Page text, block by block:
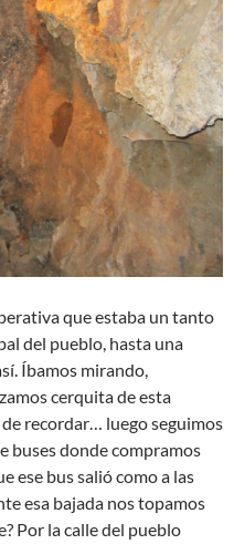
que estaba un tanto
del pueblo, hasta una
Íbamos mirando,
cerquita de esta
recordar… luego seguimos
buses donde compramos
ese bus salió como a las
esa bajada nos topamos
Por la calle del pueblo